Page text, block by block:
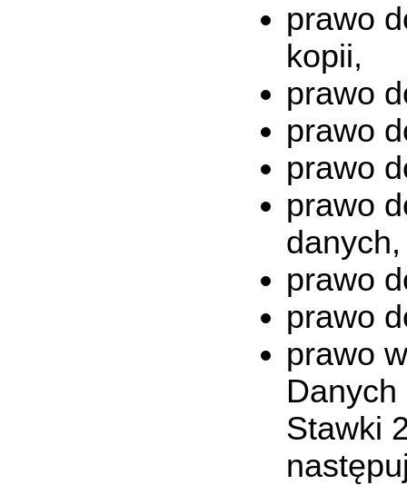
prawo
kopii,
prawo
prawo
prawo
prawo
danych,
prawo
prawo
prawo
Stawki